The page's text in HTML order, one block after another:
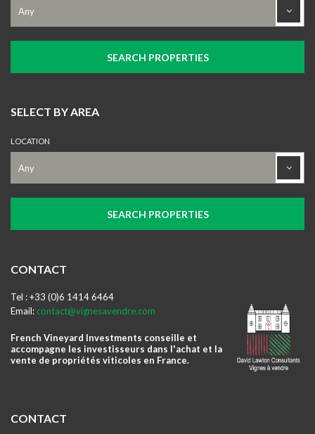
SELECT BY AREA
LOCATION
CONTACT
Tel : +33 (0)6 1414 6464
Email: contact@vignesavendre.com
French Vineyard Investments conseille et
accompagne les investisseurs dans l'achat et la
vente de propriétés viticoles en France.
CONTACT